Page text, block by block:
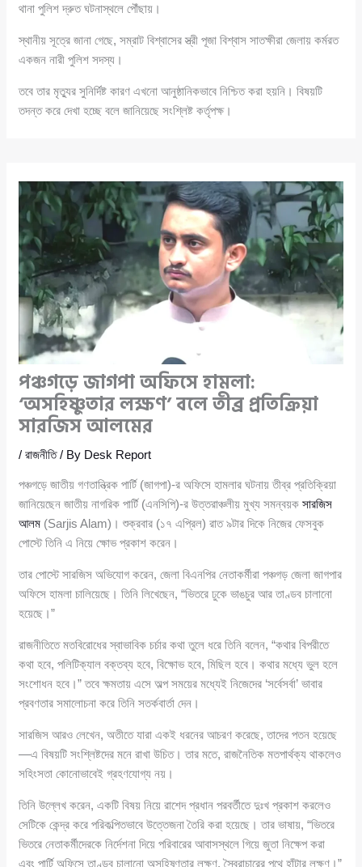
থানা পুলিশ দ্রুত ঘটনাস্থলে পৌঁছায়।
স্থানীয় সূত্রে জানা গেছে, সম্রাট বিশ্বাসের স্ত্রী পূজা বিশ্বাস সাতক্ষীরা জেলায় কর্মরত
একজন নারী পুলিশ সদস্য।
তবে তার মৃত্যুর সুনির্দিষ্ট কারণ এখনো আনুষ্ঠানিকভাবে নিশ্চিত করা হয়নি। বিষয়টি
তদন্ত করে দেখা হচ্ছে বলে জানিয়েছে সংশ্লিষ্ট কর্তৃপক্ষ।
পঞ্চগড়ে জাগপা অফিসে হামলা:
‘অসহিষ্ণুতার লক্ষণ’ বলে তীব্র প্রতিক্রিয়া
সারজিস আলমের
/রাজনীতি/ By Desk Report
পঞ্চগড়ে জাতীয় গণতান্ত্রিক পার্টি (জাগপা)-র অফিসে হামলার ঘটনায় তীব্র প্রতিক্রিয়া
জানিয়েছেন জাতীয় নাগরিক পার্টি (এনসিপি)-র উত্তরাঞ্চলীয় মুখ্য সমন্বয়কসারজিস
আলম (Sarjis Alam)। শুক্রবার (১৭ এপ্রিল) রাত ৯টার দিকে নিজের ফেসবুক
পোস্টে তিনি এ নিয়ে ক্ষোভ প্রকাশ করেন।
তার পোস্টে সারজিস অভিযোগ করেন, জেলা বিএনপির নেতাকর্মীরা পঞ্চগড় জেলা জাগপার
অফিসে হামলা চালিয়েছে। তিনি লিখেছেন, “ভিতরে ঢুকে ভাঙচুর আর তাণ্ডব চালানো
হয়েছে।”
রাজনীতিতে মতবিরোধের স্বাভাবিক চর্চার কথা তুলে ধরে তিনি বলেন, “কথার বিপরীতে
কথা হবে, পলিটিক্যাল বক্তব্য হবে, বিক্ষোভ হবে, মিছিল হবে। কথার মধ্যে ভুল হলে
সংশোধন হবে।” তবে ক্ষমতায় এসে অল্প সময়ের মধ্যেই নিজেদের ‘সর্বেসর্বা’ ভাবার
প্রবণতার সমালোচনা করে তিনি সতর্কবার্তা দেন।
সারজিস আরও লেখেন, অতীতে যারা একই ধরনের আচরণ করেছে, তাদের পতন হয়েছে
—এ বিষয়টি সংশ্লিষ্টদের মনে রাখা উচিত। তার মতে, রাজনৈতিক মতপার্থক্য থাকলেও
সহিংসতা কোনোভাবেই গ্রহণযোগ্য নয়।
তিনি উল্লেখ করেন, একটি বিষয় নিয়ে রাশেদ প্রধান পরবর্তীতে দুঃখ প্রকাশ করলেও
সেটিকে কেন্দ্র করে পরিকল্পিতভাবে উত্তেজনা তৈরি করা হয়েছে। তার ভাষায়, “ভিতরে
ভিতরে নেতাকর্মীদেরকে নির্দেশনা দিয়ে পরিবারের আবাসস্থলে গিয়ে জুতা নিক্ষেপ করা
এবং পার্টি অফিসে তাণ্ডব চালানো অসহিষ্ণুতার লক্ষণ, স্বৈরাচারের পথে হাঁটার লক্ষণ।”